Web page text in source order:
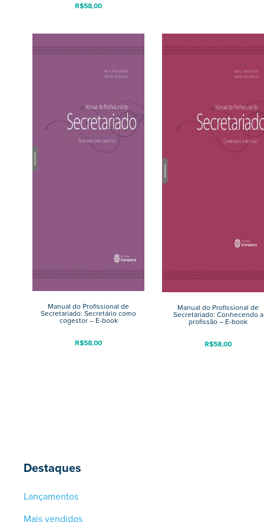
Destaques
Lançamentos
Mais vendidos
R$58,00
Manual do Profissional de
Secretariado: Secretário como
cogestor – E-book
R$58,00
Manual do Profissional de
Secretariado: Conhecendo a
profissão – E-book
R$58,00